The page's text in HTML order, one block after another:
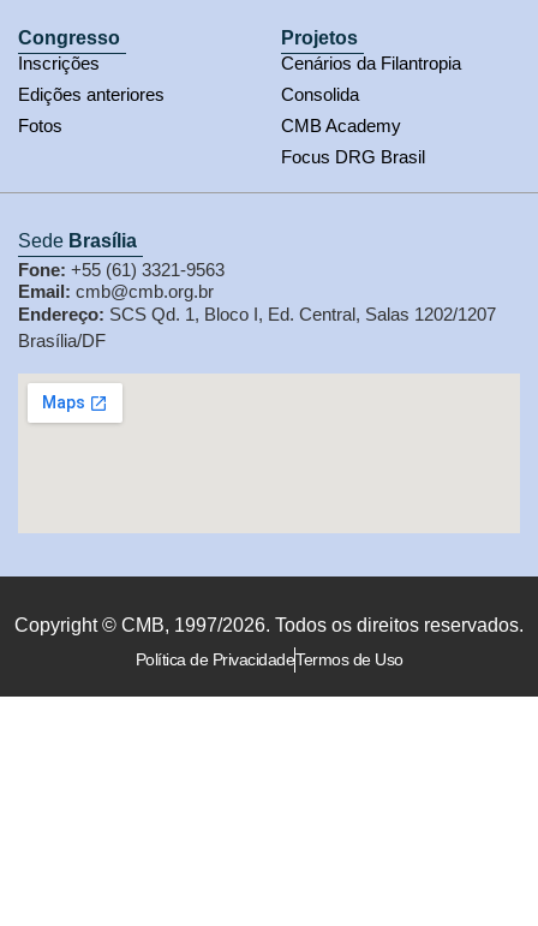
Congresso
Inscrições
Edições anteriores
Fotos
Projetos
Cenários da Filantropia
Consolida
CMB Academy
Focus DRG Brasil
Sede Brasília
Fone: +55 (61) 3321-9563
Email: cmb@cmb.org.br
Endereço: SCS Qd. 1, Bloco I, Ed. Central, Salas 1202/1207
Brasília/DF
Copyright © CMB, 1997/2026. Todos os direitos reservados.
Política de PrivacidadeTermos de Uso